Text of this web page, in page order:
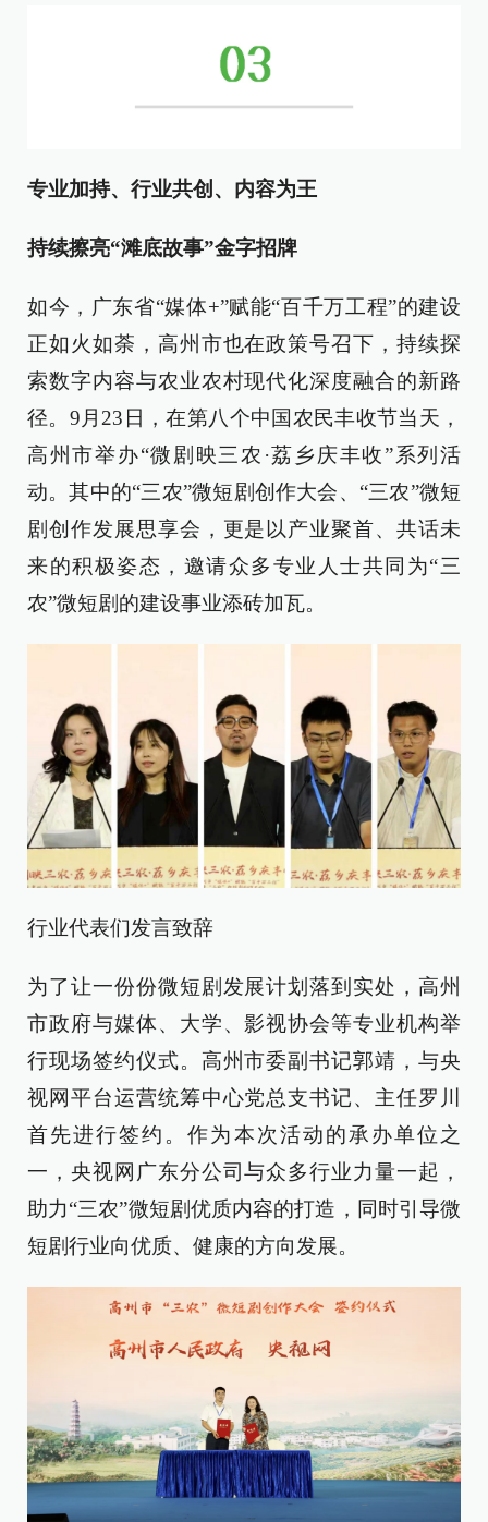
专业加持、行业共创、内容为王
持续擦亮“滩底故事”金字招牌
如今，广东省“媒体+”赋能“百千万工程”的建设
正如火如荼，高州市也在政策号召下，持续探
索数字内容与农业农村现代化深度融合的新路
径。9月23日，在第八个中国农民丰收节当天，
高州市举办“微剧映三农·荔乡庆丰收”系列活
动。其中的“三农”微短剧创作大会、“三农”微短
剧创作发展思享会，更是以产业聚首、共话未
来的积极姿态，邀请众多专业人士共同为“三
农”微短剧的建设事业添砖加瓦。
行业代表们发言致辞
为了让一份份微短剧发展计划落到实处，高州
市政府与媒体、大学、影视协会等专业机构举
行现场签约仪式。高州市委副书记郭靖，与央
视网平台运营统筹中心党总支书记、主任罗川
首先进行签约。作为本次活动的承办单位之
一，央视网广东分公司与众多行业力量一起，
助力“三农”微短剧优质内容的打造，同时引导微
短剧行业向优质、健康的方向发展。